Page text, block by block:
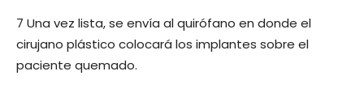
7 Una vez lista, se envía al quirófano en donde el
cirujano plástico colocará los implantes sobre el
paciente quemado.